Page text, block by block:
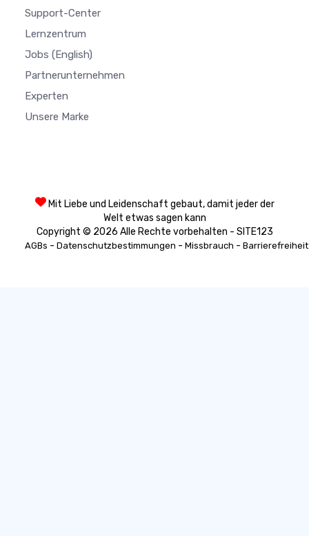
Support-Center
Lernzentrum
Jobs (English)
Partnerunternehmen
Experten
Unsere Marke
Mit Liebe und Leidenschaft gebaut, damit jeder der
Welt etwas sagen kann
Copyright © 2026 Alle Rechte vorbehalten - SITE123
AGBs - Datenschutzbestimmungen - Missbrauch - Barrierefreiheit